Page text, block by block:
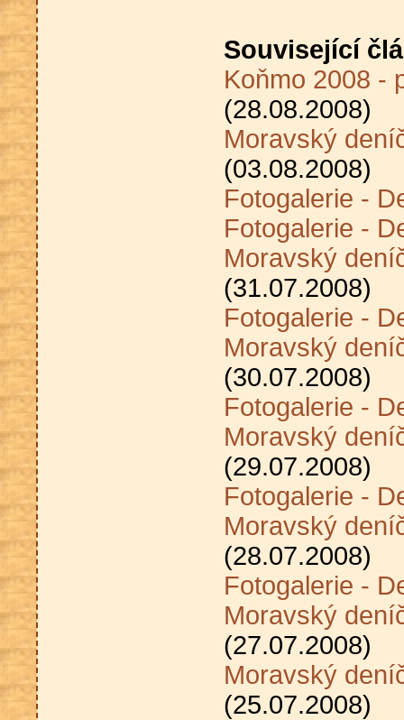
Související
Koňmo 2008 -
(28.08.2008)
Moravský
(03.08.2008)
Fotogalerie -
Fotogalerie -
Moravský
(31.07.2008)
Fotogalerie -
Moravský
(30.07.2008)
Fotogalerie -
Moravský
(29.07.2008)
Fotogalerie -
Moravský
(28.07.2008)
Fotogalerie -
Moravský
(27.07.2008)
Moravský
(25.07.2008)